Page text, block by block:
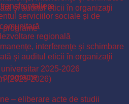
şi auditul eticii în organizaţii
programe
2025-2026
(2025-2026)
– eliberare acte de studii
serviciilor sociale și de
regională
interferenţe şi schimbare
şi auditul eticii în organizaţii
programe